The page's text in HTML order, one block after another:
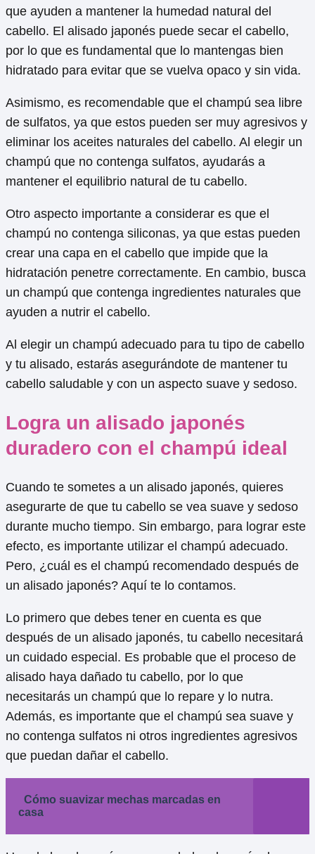
que ayuden a mantener la humedad natural del
cabello. El alisado japonés puede secar el cabello,
por lo que es fundamental que lo mantengas bien
hidratado para evitar que se vuelva opaco y sin vida.
Asimismo, es recomendable que el champú sea libre
de sulfatos, ya que estos pueden ser muy agresivos y
eliminar los aceites naturales del cabello. Al elegir un
champú que no contenga sulfatos, ayudarás a
mantener el equilibrio natural de tu cabello.
Otro aspecto importante a considerar es que el
champú no contenga siliconas, ya que estas pueden
crear una capa en el cabello que impide que la
hidratación penetre correctamente. En cambio, busca
un champú que contenga ingredientes naturales que
ayuden a nutrir el cabello.
Al elegir un champú adecuado para tu tipo de cabello
y tu alisado, estarás asegurándote de mantener tu
cabello saludable y con un aspecto suave y sedoso.
Logra un alisado japonés
duradero con el champú ideal
Cuando te sometes a un alisado japonés, quieres
asegurarte de que tu cabello se vea suave y sedoso
durante mucho tiempo. Sin embargo, para lograr este
efecto, es importante utilizar el champú adecuado.
Pero, ¿cuál es el champú recomendado después de
un alisado japonés? Aquí te lo contamos.
Lo primero que debes tener en cuenta es que
después de un alisado japonés, tu cabello necesitará
un cuidado especial. Es probable que el proceso de
alisado haya dañado tu cabello, por lo que
necesitarás un champú que lo repare y lo nutra.
Además, es importante que el champú sea suave y
no contenga sulfatos ni otros ingredientes agresivos
que puedan dañar el cabello.
Cómo suavizar mechas marcadas en
casa